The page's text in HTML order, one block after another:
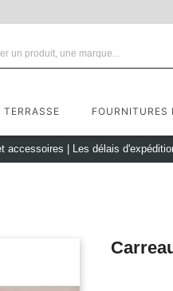
TERRASSE FOURNITURES
accessoires | Les délais